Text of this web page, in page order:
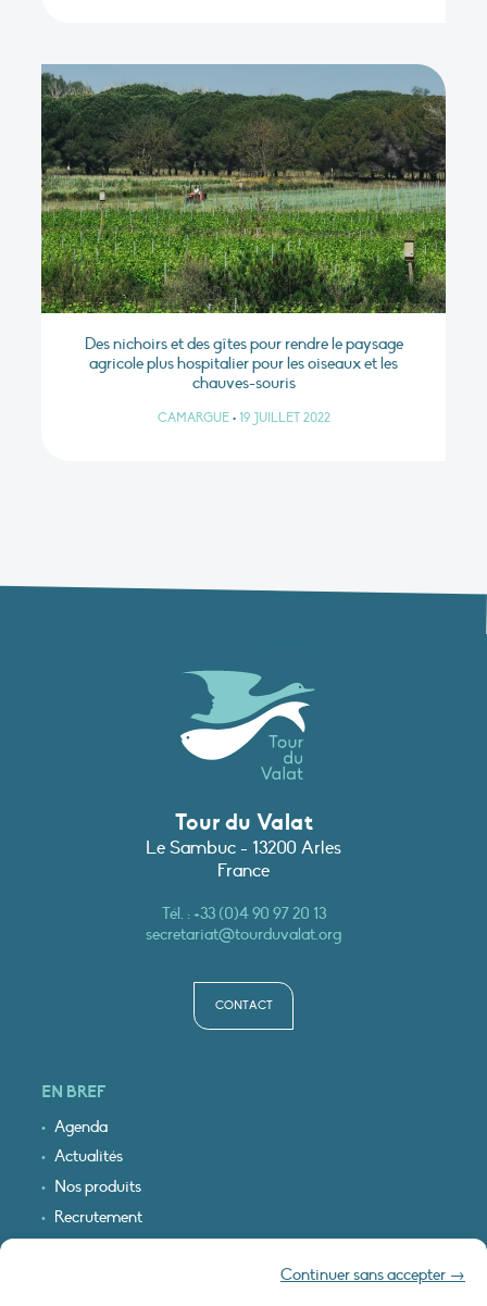
Continuer sans accepter →
Des nichoirs et des gîtes pour rendre le paysage
agricole plus hospitalier pour les oiseaux et les
chauves-souris
CAMARGUE • 19 JUILLET 2022
Tour du Valat
Le Sambuc - 13200 Arles
France
Tél. :+33 (0)4 90 97 20 13
secretariat@tourduvalat.org
CONTACT
EN BREF
Agenda
Actualités
Nos produits
Recrutement